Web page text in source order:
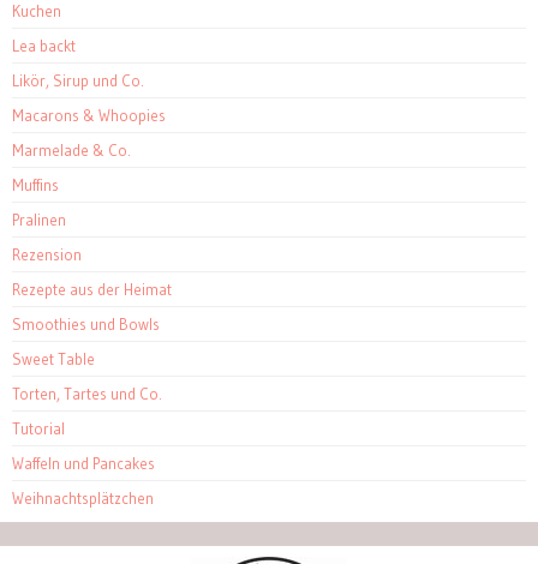
Kuchen
Lea backt
Likör, Sirup und Co.
Macarons & Whoopies
Marmelade & Co.
Muffins
Pralinen
Rezension
Rezepte aus der Heimat
Smoothies und Bowls
Sweet Table
Torten, Tartes und Co.
Tutorial
Waffeln und Pancakes
Weihnachtsplätzchen